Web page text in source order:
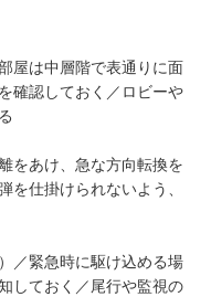
屋は中層階で表通りに面
確認しておく／ロビーや
をあけ、急な方向転換を
を仕掛けられないよう、
／緊急時に駆け込める場
しておく／尾行や監視の